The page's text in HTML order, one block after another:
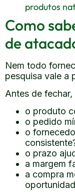
produtos
Como
de
Nem todo
pesquisa vale a
Antes de
o produto
o pedido
o
o prazo
a margem
a compra